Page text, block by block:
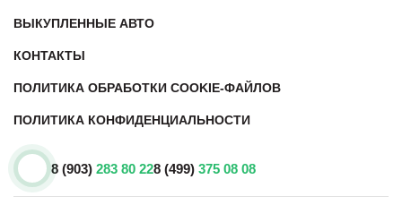
ВЫКУПЛЕННЫЕ АВТО
КОНТАКТЫ
ПОЛИТИКА ОБРАБОТКИ COOKIE-ФАЙЛОВ
ПОЛИТИКА КОНФИДЕНЦИАЛЬНОСТИ
8 (903) 283 80 228 (499) 375 08 08